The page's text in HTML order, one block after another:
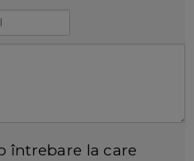
întrebare la care